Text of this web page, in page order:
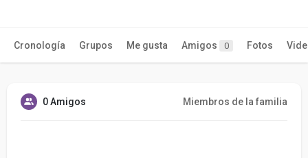
Cronología Grupos Me gusta Amigos 0 Fotos
0 Amigos Miembros de la familia